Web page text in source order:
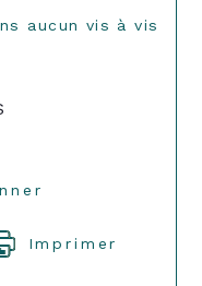
aucun vis à vis
Imprimer